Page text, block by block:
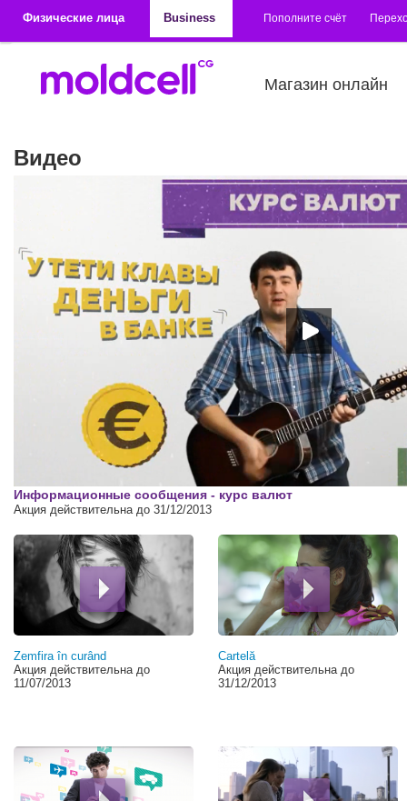
Физические лица
Business Пополните счёт
Магазин онлайн
Видео
Информационные сообщения - курс валют
Акция действительна до 31/12/2013
Zemfira în curând
Акция действительна до
11/07/2013
Cartelă
Акция действительна до
31/12/2013
Страницы